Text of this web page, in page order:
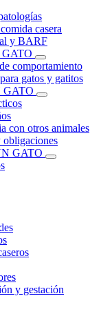
casera
y BARF
comportamiento
gatos y gatitos
con otros animales
obligaciones
GATO
y gestación